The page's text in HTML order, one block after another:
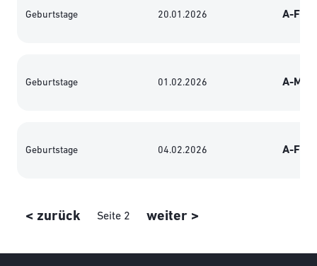
Geburtstage 20.01.2026 A-
Geburtstage 01.02.2026 A-
Geburtstage 04.02.2026 A-
Seitennummerierung
Vorherige Seite
< zurück Seite 2 Nächste Seite
weiter >